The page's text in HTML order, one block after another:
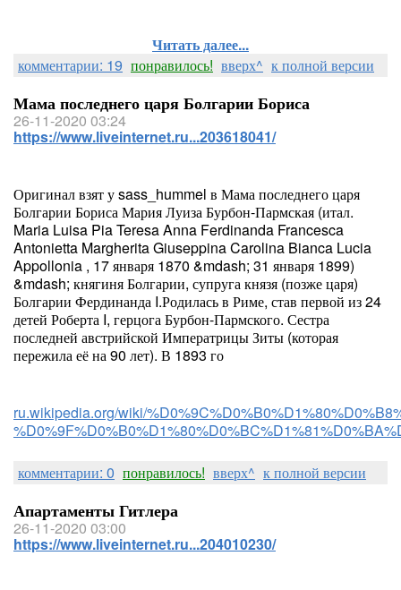
Читать далее...
комментарии: 19 понравилось! вверх^ к полной версии
Мама последнего царя Болгарии Бориса
26-11-2020 03:24
https://www.liveinternet.ru...203618041/
Оригинал взят у sass_hummel в Мама последнего царя
Болгарии Бориса Мария Луиза Бурбон-Пармская (итал.
Maria Luisa Pia Teresa Anna Ferdinanda Francesca
Antonietta Margherita Giuseppina Carolina Bianca Lucia
Appollonia , 17 января 1870 &mdash; 31 января 1899)
&mdash; княгиня Болгарии, супруга князя (позже царя)
Болгарии Фердинанда I.Родилась в Риме, став первой из 24
детей Роберта I, герцога Бурбон-Пармского. Сестра
последней австрийской Императрицы Зиты (которая
пережила её на 90 лет). В 1893 го
ru.wikipedia.org/wiki/
комментарии: 0 понравилось! вверх^ к полной версии
Апартаменты Гитлера
26-11-2020 03:00
https://www.liveinternet.ru...204010230/